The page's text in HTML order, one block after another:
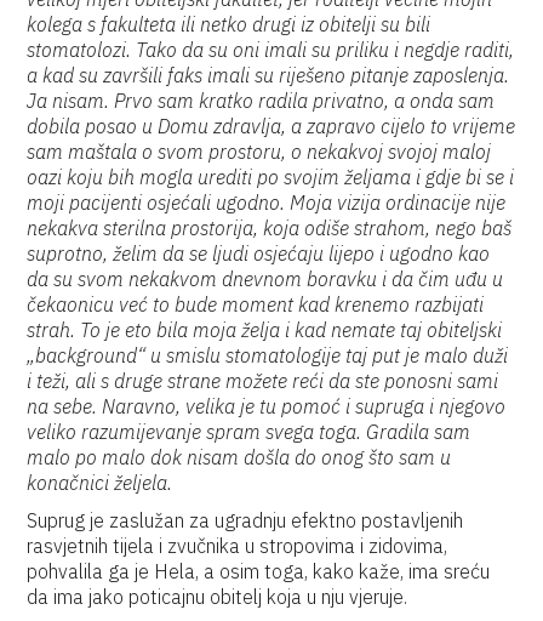
kolega s fakulteta ili netko drugi iz obitelji su bili
stomatolozi. Tako da su oni imali su priliku i negdje raditi,
a kad su završili faks imali su riješeno pitanje zaposlenja.
Ja nisam. Prvo sam kratko radila privatno, a onda sam
dobila posao u Domu zdravlja, a zapravo cijelo to vrijeme
sam maštala o svom prostoru, o nekakvoj svojoj maloj
oazi koju bih mogla urediti po svojim željama i gdje bi se i
moji pacijenti osjećali ugodno. Moja vizija ordinacije nije
nekakva sterilna prostorija, koja odiše strahom, nego baš
suprotno, želim da se ljudi osjećaju lijepo i ugodno kao
da su svom nekakvom dnevnom boravku i da čim uđu u
čekaonicu već to bude moment kad krenemo razbijati
strah. To je eto bila moja želja i kad nemate taj obiteljski
„background“ u smislu stomatologije taj put je malo duži
i teži, ali s druge strane možete reći da ste ponosni sami
na sebe. Naravno, velika je tu pomoć i supruga i njegovo
veliko razumijevanje spram svega toga. Gradila sam
malo po malo dok nisam došla do onog što sam u
konačnici željela.
Suprug je zaslužan za ugradnju efektno postavljenih
rasvjetnih tijela i zvučnika u stropovima i zidovima,
pohvalila ga je Hela, a osim toga, kako kaže, ima sreću
da ima jako poticajnu obitelj koja u nju vjeruje.